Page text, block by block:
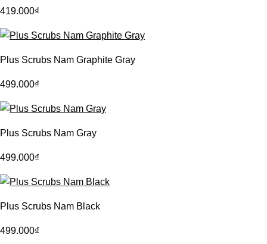
419.000₫
Plus Scrubs Nam Graphite Gray
499.000₫
Plus Scrubs Nam Gray
499.000₫
Plus Scrubs Nam Black
499.000₫